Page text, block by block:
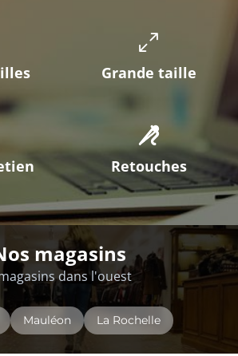
Grande taille
Retouches
magasins
dans l'ouest
Mauléon La Rochelle